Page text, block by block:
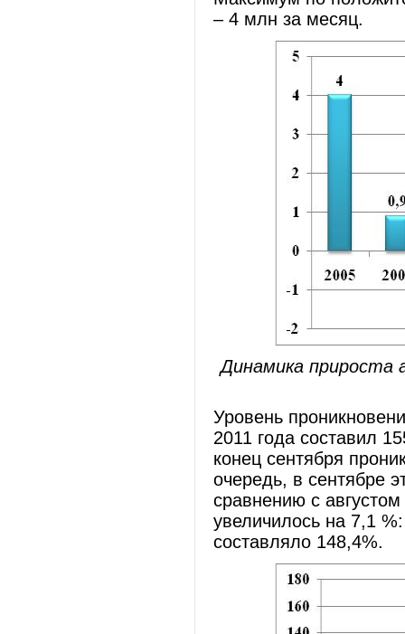
– 4 млн за месяц.
Динамика прироста
Уровень
2011 года составил
конец сентября
очередь, в сентябре
сравнению с
увеличилось на 7,1
составляло 148,4%.